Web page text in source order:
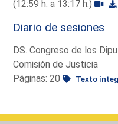
(12:59 h. a 13:17 h.)
Diario de sesiones
DS. Congreso de los
Comisión de Justicia
Páginas: 20
Texto